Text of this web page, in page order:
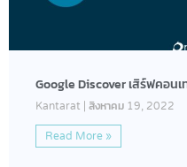
Google Discover เสิร์ฟคอน
Kantarat สิงหาคม 19, 2022
Read More »